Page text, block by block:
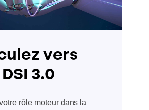
vers
3.0
rôle moteur dans la